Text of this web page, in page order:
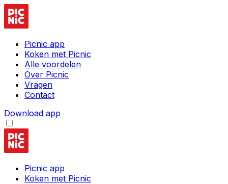
Picnic app
Koken met Picnic
Alle voordelen
Over Picnic
Vragen
Contact
Download app
Picnic app
Koken met Picnic